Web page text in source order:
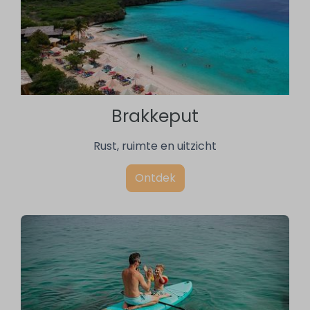
Brakkeput
Rust, ruimte en uitzicht
Ontdek